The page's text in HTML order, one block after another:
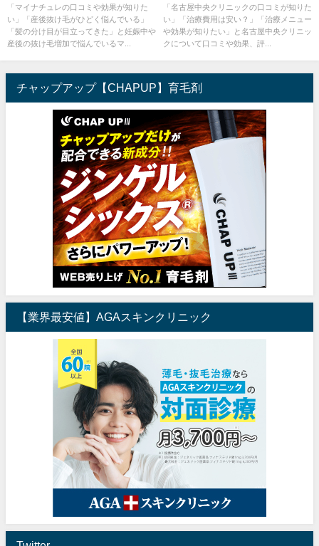
や費用も調査！
「マイナチュレの口コミや効果が知りた
い」「産後抜け毛がひどく悩んでいる」
「髪の分け目が目立ってきた」と妊娠中や
産後の抜け毛増加で悩んでいるマ...
も解明！
「名古屋中央クリニックの口コミが知りた
い」「治療費用は安い？」「治療メニュー
や効果が知りたい」と名古屋中央クリニッ
クについて口コミや効果、評...
チャップアップ【CHAPUP】育毛剤
【業界最安値】AGAスキンクリニック